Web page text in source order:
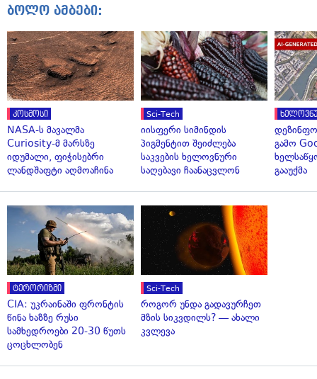
ბოლო ამბები:
კოსმოსი
NASA-ს მავალმა
Curiosity-მ მარსზე
იდუმალი, ფიჭისებრი
ლანდშაფტი აღმოაჩინა
Sci-Tech
იისფერი სიმინდის
პიგმენტით შეიძლება
საკვების ხელოვნური
საღებავი ჩაანაცვლონ
გამო
გააუქმა
ტერორიზმი
CIA: უკრაინაში ფრონტის
წინა ხაზზე რუსი
სამხედროები 20-30 წუთს
ცოცხლობენ
Sci-Tech
როგორ უნდა გადავურჩეთ
მზის სიკვდილს? — ახალი
კვლევა